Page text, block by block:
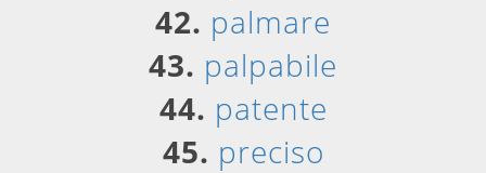
42. palmare
43. palpabile
44. patente
45. preciso